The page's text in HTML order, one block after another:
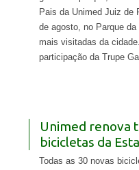
Pais da Unimed Juiz de
de agosto, no Parque
mais visitadas da
participação da Trupe
Unimed renova
bicicletas da
Todas as 30 novas